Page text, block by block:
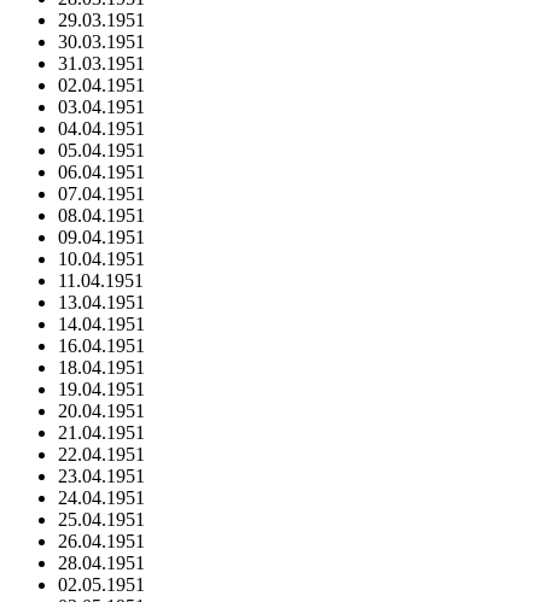
29.03.1951
30.03.1951
31.03.1951
02.04.1951
03.04.1951
04.04.1951
05.04.1951
06.04.1951
07.04.1951
08.04.1951
09.04.1951
10.04.1951
11.04.1951
13.04.1951
14.04.1951
16.04.1951
18.04.1951
19.04.1951
20.04.1951
21.04.1951
22.04.1951
23.04.1951
24.04.1951
25.04.1951
26.04.1951
28.04.1951
02.05.1951